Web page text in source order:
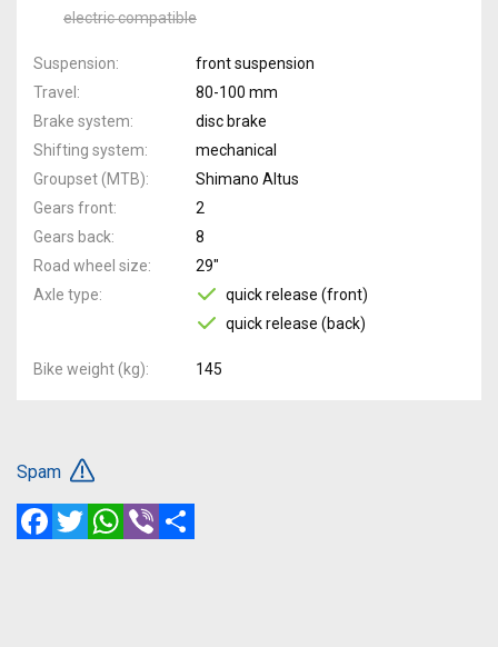
electric compatible
Suspension
front suspension
Travel
80-100 mm
Brake system
disc brake
Shifting system
mechanical
Groupset (MTB)
Shimano Altus
Gears front
2
Gears back
8
Road wheel size
29"
Axle type
quick release (front)
quick release (back)
Bike weight (kg) 145
Spam
FacebookTwitterWhatsApp
Viber